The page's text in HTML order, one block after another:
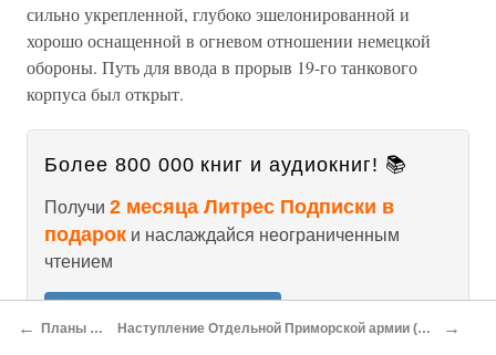
сильно укрепленной, глубоко эшелонированной и
хорошо оснащенной в огневом отношении немецкой
обороны. Путь для ввода в прорыв 19-го танкового
корпуса был открыт.
Более 800 000 книг и аудиокниг! 📚
Получи 2 месяца Литрес Подписки в
подарок и наслаждайся неограниченным
чтением
← Планы сторон Наступление Отдельной Приморской армии (10–12 апреля 1944 года) →